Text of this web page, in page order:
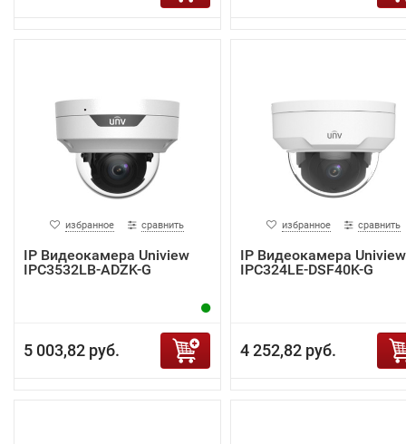
избранное сравнить
IP Видеокамера Uniview
IPC3532LB-ADZK-G
5 003,82 руб.
избранное сравнить
IP Видеокамера Uniview
IPC324LE-DSF40K-G
4 252,82 руб.